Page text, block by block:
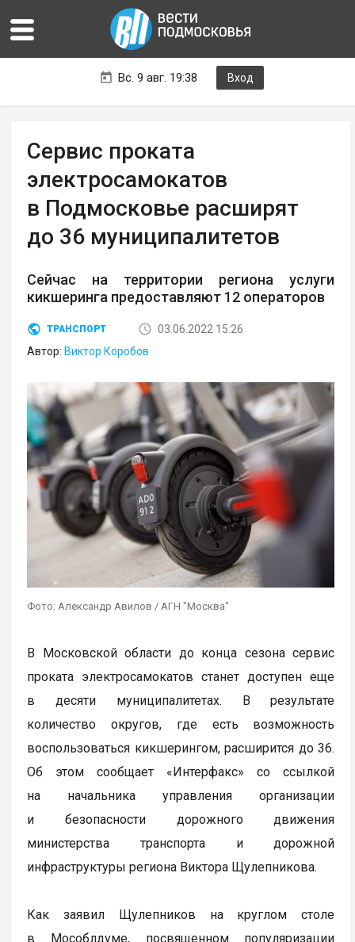
Вс. 9 авг. 19:38 Вход
Сервис проката
электросамокатов
в Подмосковье расширят
до 36 муниципалитетов
Сейчас на территории региона услуги
кикшеринга предоставляют 12 операторов
ТРАНСПОРТ
03.06.2022 15:26
Автор: Виктор Коробов
Фото: Александр Авилов / АГН "Москва"
В Московской области до конца сезона сервис
проката электросамокатов станет доступен еще
в десяти муниципалитетах. В результате
количество округов, где есть возможность
воспользоваться кикшерингом, расширится до 36.
Об этом сообщает «Интерфакс» со ссылкой
на начальника управления организации
и безопасности дорожного движения
министерства транспорта и дорожной
инфраструктуры региона Виктора Щулепникова.
Как заявил Щулепников на круглом столе
в Мособлдуме, посвященном популяризации